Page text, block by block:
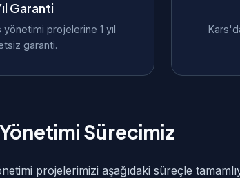
Garanti
projelerine 1 yıl
garanti.
Sürecimiz
projelerimizi aşağıdaki süreçle